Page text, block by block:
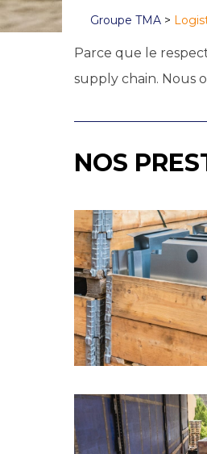
Groupe TMA >
Parce que le
supply chain. Nous
NOS